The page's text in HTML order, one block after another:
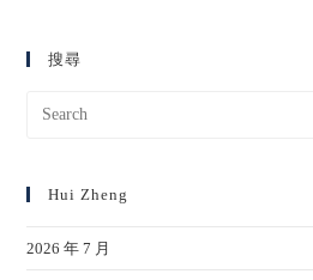
搜尋
Hui Zheng
2026 年 7 月